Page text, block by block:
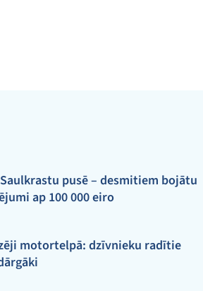
pusē – desmitiem bojātu
ap 100 000 eiro
motortelpā: dzīvnieku radītie